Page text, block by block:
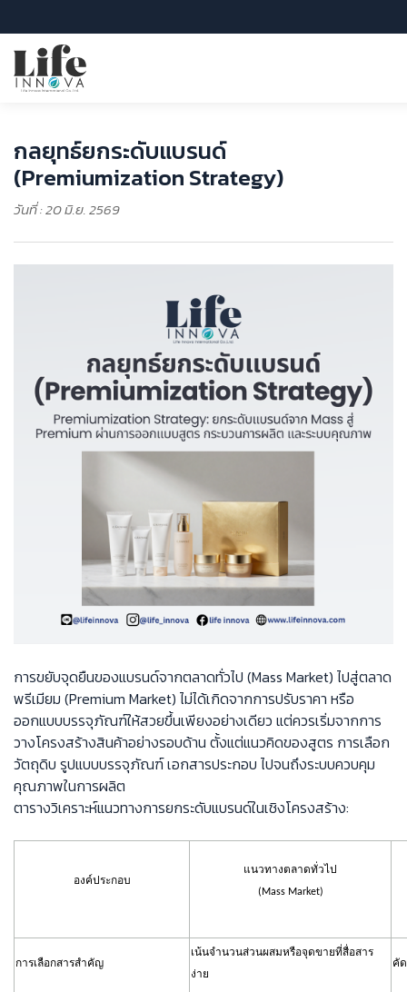
กลยุทธ์ยกระดับแบรนด์
(Premiumization Strategy)
วันที่ : 20 มิ.ย. 2569
การขยับจุดยืนของแบรนด์จากตลาดทั่วไป (Mass Market) ไปสู่ตลาด
พรีเมียม (Premium Market) ไม่ได้เกิดจากการปรับราคา หรือ
ออกแบบบรรจุภัณฑ์ให้สวยขึ้นเพียงอย่างเดียว แต่ควรเริ่มจากการ
วางโครงสร้างสินค้าอย่างรอบด้าน ตั้งแต่แนวคิดของสูตร การเลือก
วัตถุดิบ รูปแบบบรรจุภัณฑ์ เอกสารประกอบ ไปจนถึงระบบควบคุม
คุณภาพในการผลิต
ตารางวิเคราะห์แนวทางการยกระดับแบรนด์ในเชิงโครงสร้าง:
องค์ประกอบ
แนวทางตลาดทั่วไป
(Mass Market)
การเลือกสารสำคัญ
เน้นจำนวนส่วนผสมหรือจุดขายที่สื่อสาร
ง่าย
คั